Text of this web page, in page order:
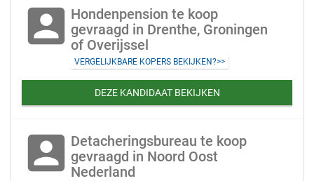
account_box Hondenpension te koop
gevraagd in Drenthe, Groningen
of Overijssel
VERGELIJKBARE KOPERS BEKIJKEN?>>
DEZE KANDIDAAT BEKIJKEN
account_box Detacheringsbureau te koop
gevraagd in Noord Oost
Nederland